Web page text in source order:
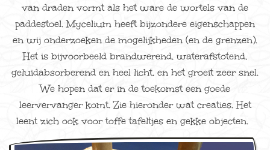
van draden vormt als het ware de wortels van de
paddestoel. Mycelium heeft bijzondere eigenschappen
en wij onderzoeken de mogelijkheden (en de grenzen).
Het is bijvoorbeeld brandwerend, waterafstotend,
geluidabsorberend en heel licht, en het groeit zeer snel.
We hopen dat er in de toekomst een goede
leervervanger komt. Zie hieronder wat creaties. Het
leent zich ook voor toffe tafeltjes en gekke objecten.